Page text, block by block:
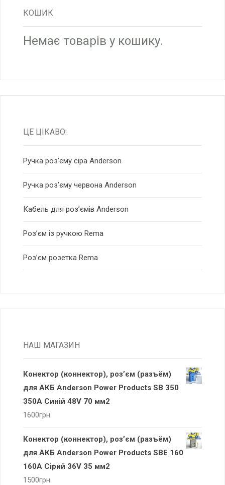
КОШИК
Немає товарів у кошику.
ЦЕ ЦІКАВО:
Ручка роз’єму сіра Anderson
Ручка роз’єму червона Anderson
Кабель для роз’ємів Anderson
Роз’єм із ручкою Rema
Роз’єм розетка Rema
НАШ МАГАЗИН
Конектор (коннектор), роз’єм (разъём)
для АКБ Anderson Power Products SB 350
350А Синій 48V 70 мм2
1600грн.
Конектор (коннектор), роз’єм (разъём)
для АКБ Anderson Power Products SBE 160
160А Сірий 36V 35 мм2
1500грн.